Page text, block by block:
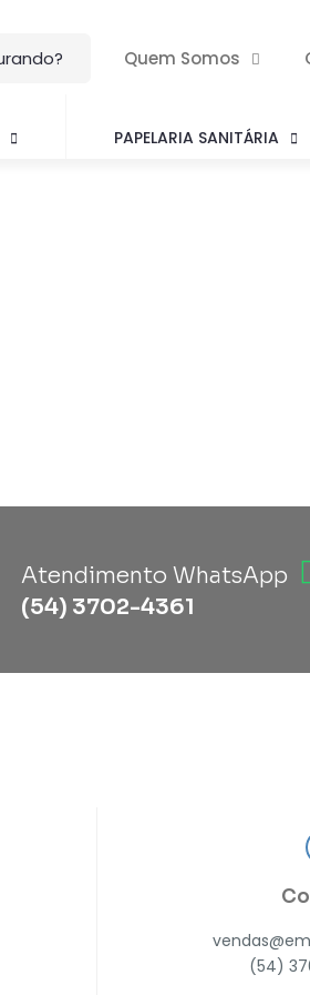
Quem Somos
PAPELARIA SANITÁRIA
Atendimento WhatsApp
(54) 3702-4361
(54)